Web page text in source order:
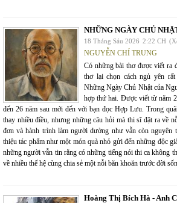
NHỮNG NGÀY CHỦ
18 Tháng Sáu 2026 2:22 CH
NGUYỄN CHÍ TRUNG
Có những bài thơ được viết ra
thơ lại chọn cách ngủ yên
Những Ngày Chủ Nhật của
hợp thứ hai. Được viết từ năm
đến 26 năm sau mới đến với bạn đọc Hợp Lưu. Trong
thay nhiều điều, nhưng những câu hỏi mà thi sĩ đặt ra về
đơn và hành trình làm người dường như vẫn còn
thiệu tác phẩm như một món quà nhỏ gửi đến những độc
những người vẫn tin rằng có những tiếng nói thi ca không
về nhiều thế hệ cùng chia sẻ một nỗi băn khoăn trước đời
Hoàng Thị Bích Hà - Anh